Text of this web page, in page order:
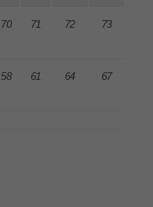
70 71 72 73
58 61 64 67